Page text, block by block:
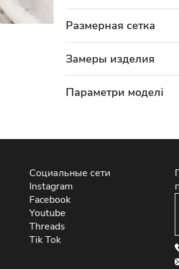
Размерная сетка
Замеры изделия
Параметри моделі
Социальные сети
Instagram
Facebook
Youtube
Threads
Tik Tok